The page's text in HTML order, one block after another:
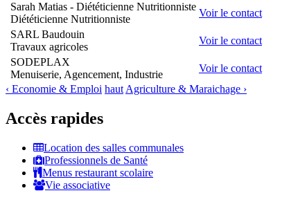
Sarah Matias - Diététicienne Nutritionniste
Diététicienne Nutritionniste
Voir le contact
SARL Baudouin
Travaux agricoles
Voir le contact
SODEPLAX
Menuiserie, Agencement, Industrie
Voir le contact
‹ Economie & Emploi hautAgriculture & Maraichage ›
Accès rapides
Location des salles communales
Professionnels de Santé
Menus restaurant scolaire
Vie associative